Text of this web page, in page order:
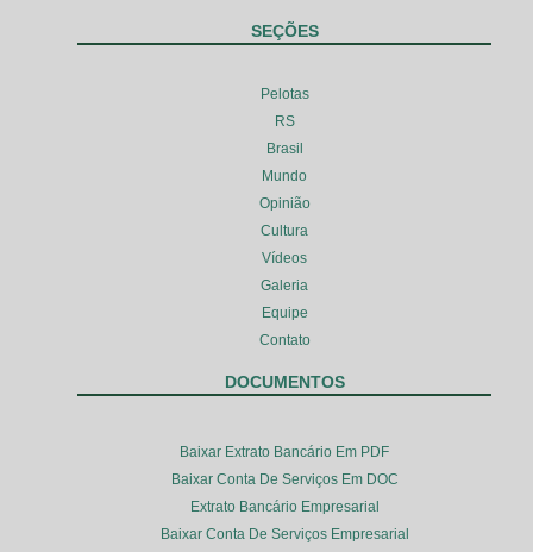
SEÇÕES
Pelotas
RS
Brasil
Mundo
Opinião
Cultura
Vídeos
Galeria
Equipe
Contato
DOCUMENTOS
Baixar Extrato Bancário Em PDF
Baixar Conta De Serviços Em DOC
Extrato Bancário Empresarial
Baixar Conta De Serviços Empresarial